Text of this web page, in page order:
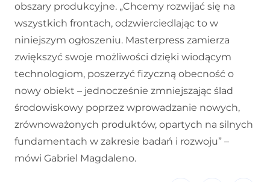
obszary produkcyjne. „Chcemy rozwijać się na
wszystkich frontach, odzwierciedlając to w
niniejszym ogłoszeniu. Masterpress zamierza
zwiększyć swoje możliwości dzięki wiodącym
technologiom, poszerzyć fizyczną obecność o
nowy obiekt – jednocześnie zmniejszając ślad
środowiskowy poprzez wprowadzanie nowych,
zrównoważonych produktów, opartych na silnych
fundamentach w zakresie badań i rozwoju” –
mówi Gabriel Magdaleno.